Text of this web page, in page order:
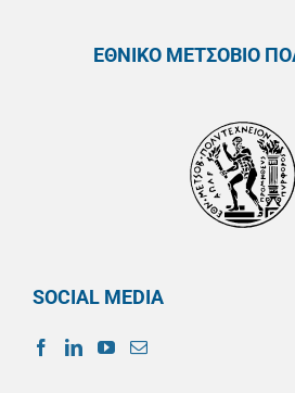
ΕΘΝΙΚΟ ΜΕΤΣΟΒΙΟ
SOCIAL MEDIA